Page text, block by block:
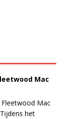
Mac
Mac
het